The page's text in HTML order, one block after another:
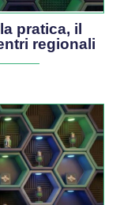
pratica, il
regionali